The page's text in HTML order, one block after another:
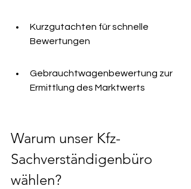
Kurzgutachten für schnelle
Bewertungen
Gebrauchtwagenbewertung zur
Ermittlung des Marktwerts
Warum unser Kfz-
Sachverständigenbüro
wählen?